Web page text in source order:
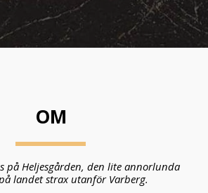
OM
på Heljesgården, den lite annorlunda
landet strax utanför Varberg.